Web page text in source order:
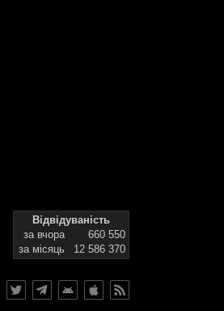
Відвідуваність
за вчора
660 550
за місяць
12 586 370